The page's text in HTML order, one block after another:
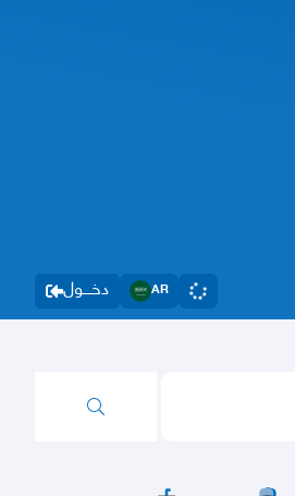
دخــــول AR